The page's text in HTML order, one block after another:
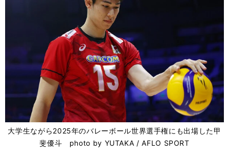
大学生ながら2025年のバレーボール世界選手権にも出場した甲
斐優斗 photo by YUTAKA / AFLO SPORT